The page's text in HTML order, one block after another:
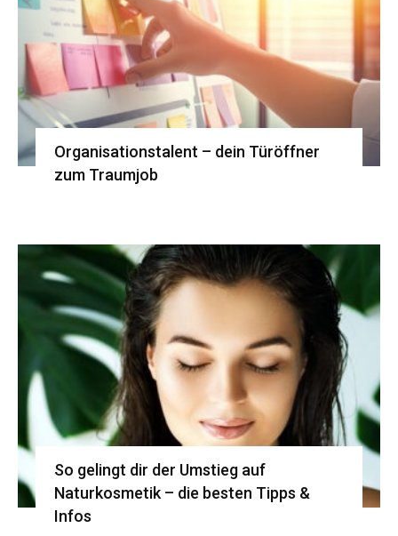
Organisationstalent – dein Türöffner
zum Traumjob
So gelingt dir der Umstieg auf
Naturkosmetik – die besten Tipps &
Infos